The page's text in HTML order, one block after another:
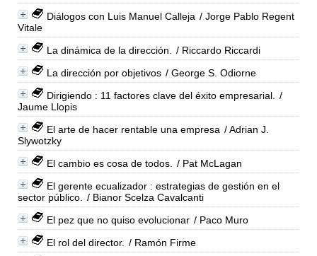
Diálogos con Luis Manuel Calleja / Jorge Pablo Regent
Vitale
La dinámica de la dirección.
/ Riccardo Riccardi
La dirección por objetivos / George S. Odiorne
Dirigiendo : 11 factores clave del éxito empresarial.
/
Jaume Llopis
El arte de hacer rentable una empresa / Adrian J.
Slywotzky
El cambio es cosa de todos.
/ Pat McLagan
El gerente ecualizador : estrategias de gestión en el
sector público.
/ Bianor Scelza Cavalcanti
El pez que no quiso evolucionar / Paco Muro
El rol del director. / Ramón Firme